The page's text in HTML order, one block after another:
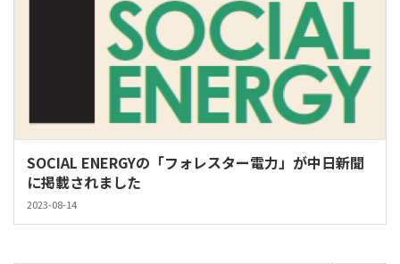
SOCIAL ENERGYの「フォレスター電力」が中日新聞
に掲載されました
2023-08-14